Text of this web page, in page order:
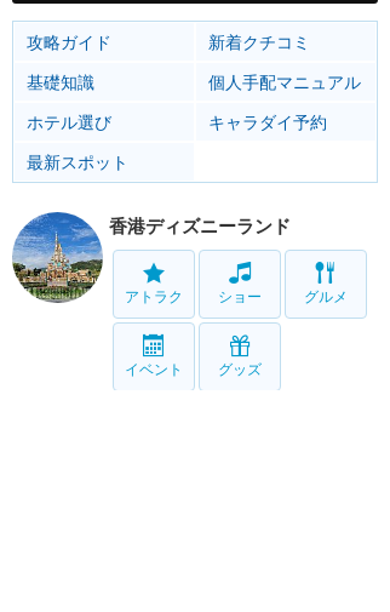
攻略ガイド
新着クチコミ
基礎知識
個人手配マニュアル
ホテル選び
キャラダイ予約
最新スポット
香港ディズニーランド
アトラク ショー グルメ
イベント グッズ